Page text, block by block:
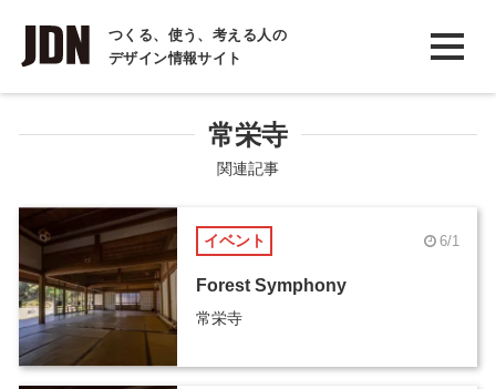
つくる、使う、考える人の
デザイン情報サイト
INTERVIEW
インタビュー
COLUMN
コラム
常栄寺
関連記事
イベント 6/1
Forest Symphony
常栄寺